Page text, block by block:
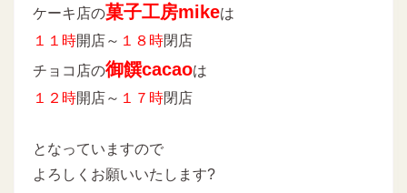
ケーキ店の菓子工房mikeは
１１時開店～ １８時閉店
チョコ店の御饌cacaoは
１２時開店～ １７時閉店
となっていますので
よろしくお願いいたします?